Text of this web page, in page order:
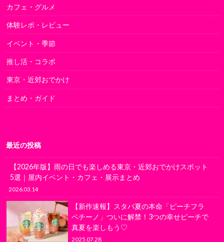
カフェ・グルメ
体験レポ・レビュー
イベント・季節
推し活・コラボ
東京・近郊おでかけ
まとめ・ガイド
最近の投稿
【2026年版】雨の日でも楽しめる東京・近郊おでかけスポット
5選｜屋内イベント・カフェ・展示まとめ
2026.03.14
【新作速報】スタバ夏の本命「ピーチフラ
ペチーノ」ついに解禁！3つの幸せピーチで
真夏を楽しもう♡
2025.07.28